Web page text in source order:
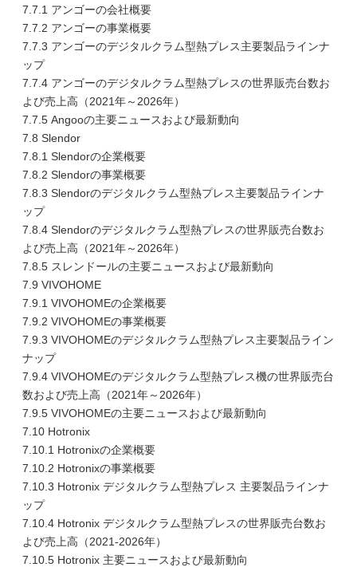
7.7.1 アンゴーの会社概要
7.7.2 アンゴーの事業概要
7.7.3 アンゴーのデジタルクラム型熱プレス主要製品ラインナ
ップ
7.7.4 アンゴーのデジタルクラム型熱プレスの世界販売台数お
よび売上高（2021年～2026年）
7.7.5 Angooの主要ニュースおよび最新動向
7.8 Slendor
7.8.1 Slendorの企業概要
7.8.2 Slendorの事業概要
7.8.3 Slendorのデジタルクラム型熱プレス主要製品ラインナ
ップ
7.8.4 Slendorのデジタルクラム型熱プレスの世界販売台数お
よび売上高（2021年～2026年）
7.8.5 スレンドールの主要ニュースおよび最新動向
7.9 VIVOHOME
7.9.1 VIVOHOMEの企業概要
7.9.2 VIVOHOMEの事業概要
7.9.3 VIVOHOMEのデジタルクラム型熱プレス主要製品ライン
ナップ
7.9.4 VIVOHOMEのデジタルクラム型熱プレス機の世界販売台
数および売上高（2021年～2026年）
7.9.5 VIVOHOMEの主要ニュースおよび最新動向
7.10 Hotronix
7.10.1 Hotronixの企業概要
7.10.2 Hotronixの事業概要
7.10.3 Hotronix デジタルクラム型熱プレス 主要製品ラインナ
ップ
7.10.4 Hotronix デジタルクラム型熱プレスの世界販売台数お
よび売上高（2021-2026年）
7.10.5 Hotronix 主要ニュースおよび最新動向